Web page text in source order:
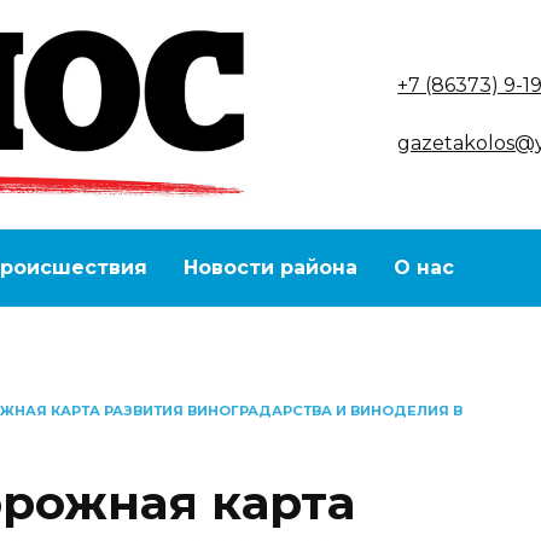
+7 (86373) 9-
Новости района О нас
КАРТА РАЗВИТИЯ ВИНОГРАДАРСТВА И ВИНОДЕЛИЯ В
карта